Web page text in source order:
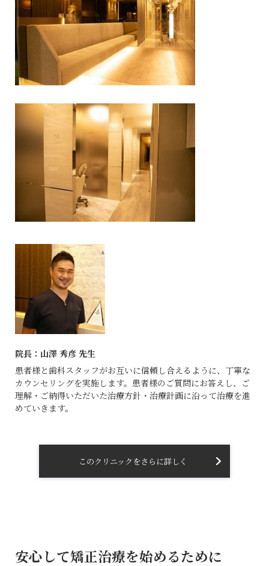
院長： 山澤 秀彦 先生
患者様と歯科スタッフがお互いに信頼し合えるように、丁寧な
カウンセリングを実施します。患者様のご質問にお答えし、ご
理解・ご納得いただいた治療方針・治療計画に沿って治療を進
めていきます。
このクリニックをさらに詳しく
安心して矯正治療を始めるために